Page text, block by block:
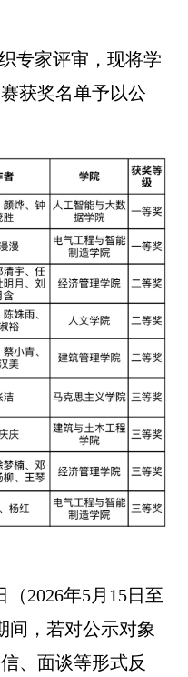
专家评审，现将学
获奖名单予以公
（2026年5月15日至
间，若对公示对象
、面谈等形式反